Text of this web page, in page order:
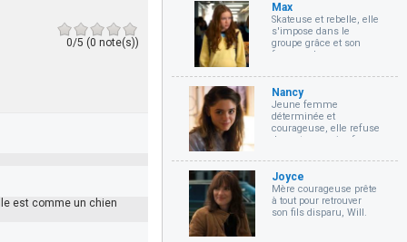
0/5 (0 note(s))
est comme un chien
Max
Skateuse et rebelle, elle
s'impose dans le
groupe grâce et son
franc-parler.
Nancy
Jeune femme
déterminée et
courageuse, elle refuse
de rester passive face
Joyce
Mère courageuse prête
à tout pour retrouver
son fils disparu, Will.